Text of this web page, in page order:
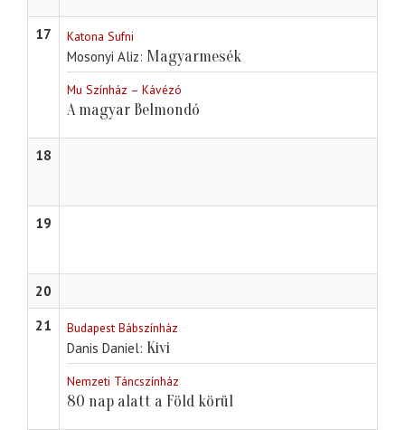
17 Katona Sufni
Mosonyi Aliz Magyarmesék
Mu Színház – Kávézó
A magyar Belmondó
18
19
20
21
Budapest Bábszínház
Danis Daniel Kivi
Nemzeti Táncszínház
80 nap alatt a Föld körül